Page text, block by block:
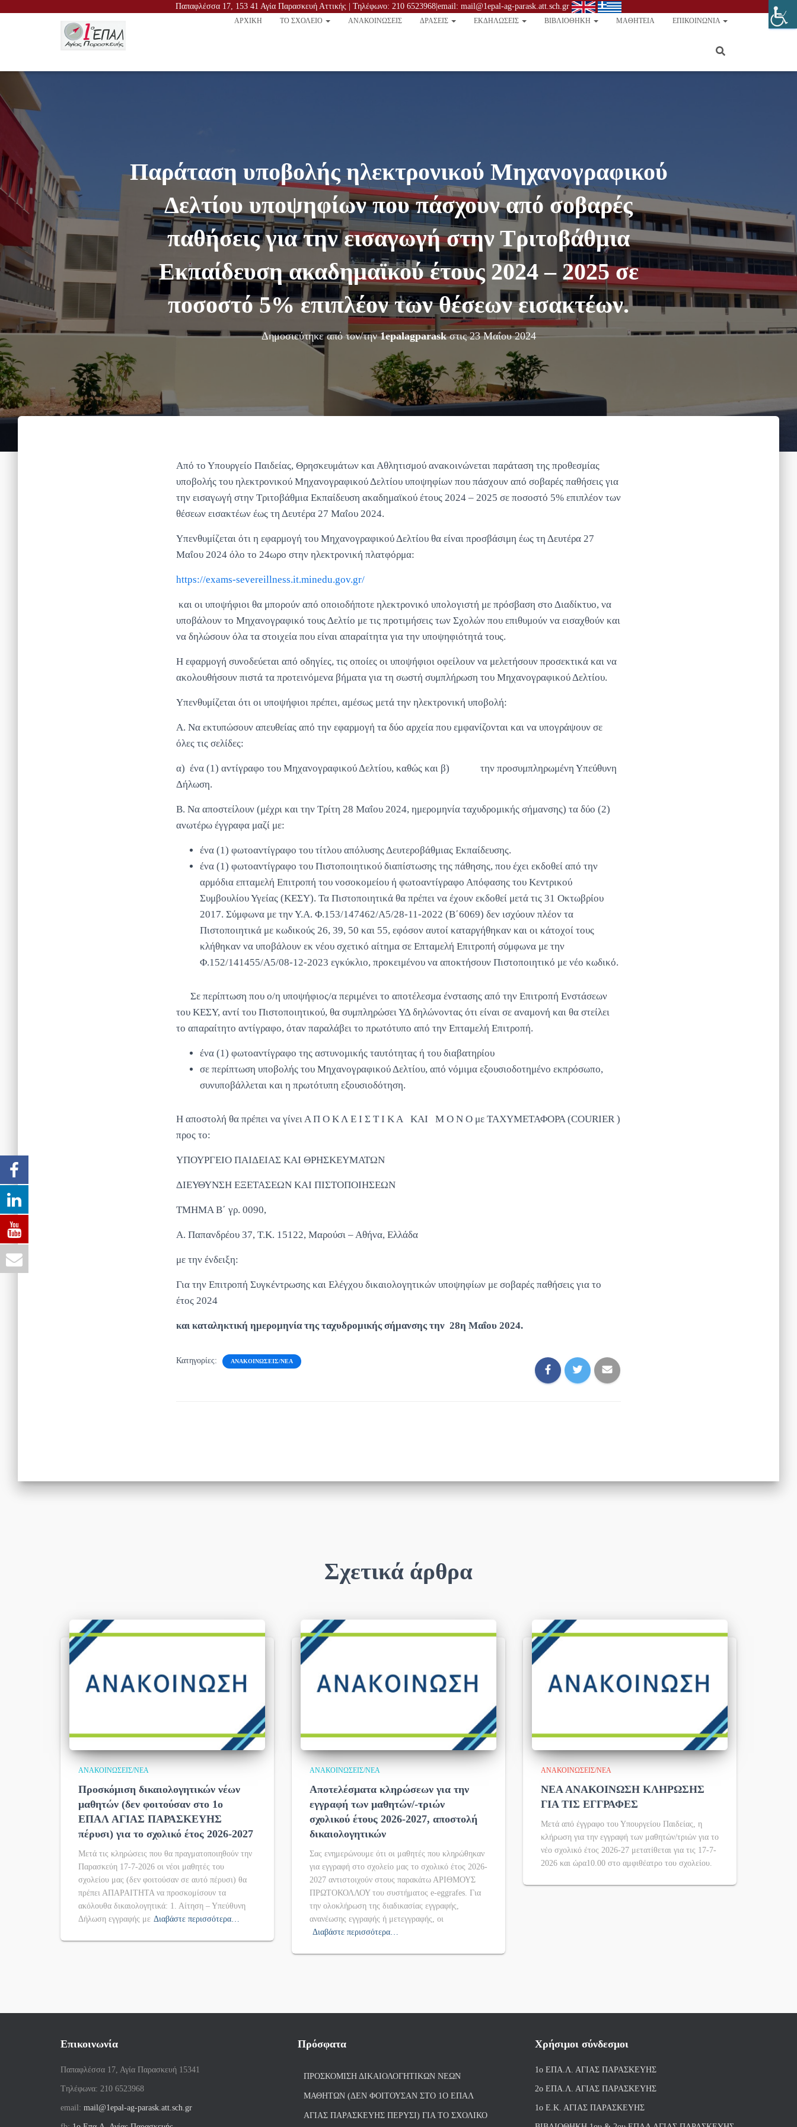
Παπαφλέσσα 17, 153 41 Αγία Παρασκευή Αττικής | Τηλέφωνο: 210 6523968|email: mail@1epal-ag-parask.att.sch.gr
ΑΡΧΙΚΉ TO ΣΧΟΛΕΙΟ ΑΝΑΚΟΙΝΏΣΕΙΣ ΔΡΑΣΕΙΣ ΕΚΔΗΛΩΣΕΙΣ ΒΙΒΛΙΟΘΉΚΗ ΜΑΘΗΤΕΊΑ ΕΠΙΚΟΙΝΩΝΊΑ
Παράταση υποβολής ηλεκτρονικού Μηχανογραφικού
Δελτίου υποψηφίων που πάσχουν από σοβαρές
παθήσεις για την εισαγωγή στην Τριτοβάθμια
Εκπαίδευση ακαδημαϊκού έτους 2024 – 2025 σε
ποσοστό 5% επιπλέον των θέσεων εισακτέων.
Δημοσιεύτηκε από τον/την1epalagparaskστις23 Μαΐου 2024
Από το Υπουργείο Παιδείας, Θρησκευμάτων και Αθλητισμού ανακοινώνεται παράταση της προθεσμίας
υποβολής του ηλεκτρονικού Μηχανογραφικού Δελτίου υποψηφίων που πάσχουν από σοβαρές παθήσεις για
την εισαγωγή στην Τριτοβάθμια Εκπαίδευση ακαδημαϊκού έτους 2024 – 2025 σε ποσοστό 5% επιπλέον των
θέσεων εισακτέων έως τη Δευτέρα 27 Μαΐου 2024.
Υπενθυμίζεται ότι η εφαρμογή του Μηχανογραφικού Δελτίου θα είναι προσβάσιμη έως τη Δευτέρα 27
Μαΐου 2024 όλο το 24ωρο στην ηλεκτρονική πλατφόρμα:
https://exams-severeillness.it.minedu.gov.gr/
και οι υποψήφιοι θα μπορούν από οποιοδήποτε ηλεκτρονικό υπολογιστή με πρόσβαση στο Διαδίκτυο, να
υποβάλουν το Μηχανογραφικό τους Δελτίο με τις προτιμήσεις των Σχολών που επιθυμούν να εισαχθούν και
να δηλώσουν όλα τα στοιχεία που είναι απαραίτητα για την υποψηφιότητά τους.
Η εφαρμογή συνοδεύεται από οδηγίες, τις οποίες οι υποψήφιοι οφείλουν να μελετήσουν προσεκτικά και να
ακολουθήσουν πιστά τα προτεινόμενα βήματα για τη σωστή συμπλήρωση του Μηχανογραφικού Δελτίου.
Υπενθυμίζεται ότι οι υποψήφιοι πρέπει, αμέσως μετά την ηλεκτρονική υποβολή:
Α. Να εκτυπώσουν απευθείας από την εφαρμογή τα δύο αρχεία που εμφανίζονται και να υπογράψουν σε
όλες τις σελίδες:
α) ένα (1) αντίγραφο του Μηχανογραφικού Δελτίου, καθώς και β) την προσυμπληρωμένη Υπεύθυνη
Δήλωση.
Β. Να αποστείλουν (μέχρι και την Τρίτη 28 Μαΐου 2024, ημερομηνία ταχυδρομικής σήμανσης) τα δύο (2)
ανωτέρω έγγραφα μαζί με:
ένα (1) φωτοαντίγραφο του τίτλου απόλυσης Δευτεροβάθμιας Εκπαίδευσης.
ένα (1) φωτοαντίγραφο του Πιστοποιητικού διαπίστωσης της πάθησης, που έχει εκδοθεί από την
αρμόδια επταμελή Επιτροπή του νοσοκομείου ή φωτοαντίγραφο Απόφασης του Κεντρικού
Συμβουλίου Υγείας (ΚΕΣΥ). Τα Πιστοποιητικά θα πρέπει να έχουν εκδοθεί μετά τις 31 Οκτωβρίου
2017. Σύμφωνα με την Υ.Α. Φ.153/147462/Α5/28-11-2022 (Β΄6069) δεν ισχύουν πλέον τα
Πιστοποιητικά με κωδικούς 26, 39, 50 και 55, εφόσον αυτοί καταργήθηκαν και οι κάτοχοί τους
κλήθηκαν να υποβάλουν εκ νέου σχετικό αίτημα σε Επταμελή Επιτροπή σύμφωνα με την
Φ.152/141455/Α5/08-12-2023 εγκύκλιο, προκειμένου να αποκτήσουν Πιστοποιητικό με νέο κωδικό.
Σε περίπτωση που ο/η υποψήφιος/α περιμένει το αποτέλεσμα ένστασης από την Επιτροπή Ενστάσεων
του ΚΕΣΥ, αντί του Πιστοποιητικού, θα συμπληρώσει ΥΔ δηλώνοντας ότι είναι σε αναμονή και θα στείλει
το απαραίτητο αντίγραφο, όταν παραλάβει το πρωτότυπο από την Επταμελή Επιτροπή.
ένα (1) φωτοαντίγραφο της αστυνομικής ταυτότητας ή του διαβατηρίου
σε περίπτωση υποβολής του Μηχανογραφικού Δελτίου, από νόμιμα εξουσιοδοτημένο εκπρόσωπο,
συνυποβάλλεται και η πρωτότυπη εξουσιοδότηση.
Η αποστολή θα πρέπει να γίνει Α Π Ο Κ Λ Ε Ι Σ Τ Ι Κ Α ΚΑΙ Μ Ο Ν Ο με ΤΑΧΥΜΕΤΑΦΟΡΑ (COURIER )
προς το:
ΥΠΟΥΡΓΕΙΟ ΠΑΙΔΕΙΑΣ ΚΑΙ ΘΡΗΣΚΕΥΜΑΤΩΝ
ΔΙΕΥΘΥΝΣΗ ΕΞΕΤΑΣΕΩΝ ΚΑΙ ΠΙΣΤΟΠΟΙΗΣΕΩΝ
ΤΜΗΜΑ Β΄ γρ. 0090,
Α. Παπανδρέου 37, Τ.Κ. 15122, Μαρούσι – Αθήνα, Ελλάδα
με την ένδειξη:
Για την Επιτροπή Συγκέντρωσης και Ελέγχου δικαιολογητικών υποψηφίων με σοβαρές παθήσεις για το
έτος 2024
και καταληκτική ημερομηνία της ταχυδρομικής σήμανσης την 28η Μαΐου 2024.
Κατηγορίες: ΑΝΑΚΟΙΝΏΣΕΙΣ/ΝΈΑ
Σχετικά άρθρα
ΑΝΑΚΟΙΝΏΣΕΙΣ/ΝΈΑ
Προσκόμιση δικαιολογητικών νέων
μαθητών (δεν φοιτούσαν στο 1ο
ΕΠΑΛ ΑΓΙΑΣ ΠΑΡΑΣΚΕΥΗΣ
πέρυσι) για το σχολικό έτος 2026-2027
Μετά τις κληρώσεις που θα πραγματοποιηθούν την
Παρασκεύη 17-7-2026 οι νέοι μαθητές του
σχολείου μας (δεν φοιτούσαν σε αυτό πέρυσι) θα
πρέπει ΑΠΑΡΑΙΤΗΤΑ να προσκομίσουν τα
ακόλουθα δικαιολογητικά: 1. Αίτηση – Υπεύθυνη
Δήλωση εγγραφής με Διαβάστε περισσότερα…
ΑΝΑΚΟΙΝΏΣΕΙΣ/ΝΈΑ
Αποτελέσματα κληρώσεων για την
εγγραφή των μαθητών/-τριών
σχολικού έτους 2026-2027, αποστολή
δικαιολογητικών
Σας ενημερώνουμε ότι οι μαθητές που κληρώθηκαν
για εγγραφή στο σχολείο μας το σχολικό έτος 2026-
2027 αντιστοιχούν στους παρακάτω ΑΡΙΘΜΟΥΣ
ΠΡΩΤΟΚΟΛΛΟΥ του συστήματος e-eggrafes. Για
την ολοκλήρωση της διαδικασίας εγγραφής,
ανανέωσης εγγραφής ή μετεγγραφής, οι
Διαβάστε περισσότερα…
ΑΝΑΚΟΙΝΏΣΕΙΣ/ΝΈΑ
ΝΕΑ ΑΝΑΚΟΙΝΩΣΗ ΚΛΗΡΩΣΗΣ
ΓΙΑ ΤΙΣ ΕΓΓΡΑΦΕΣ
Μετά από έγγραφο του Υπουργείου Παιδείας, η
κλήρωση για την εγγραφή των μαθητών/τριών για το
νέο σχολικό έτος 2026-27 μετατίθεται για τις 17-7-
2026 και ώρα10.00 στο αμφιθέατρο του σχολείου.
Επικοινωνία
Παπαφλέσσα 17, Αγία Παρασκευή 15341
Tηλέφωνα: 210 6523968
email: mail@1epal-ag-parask.att.sch.gr
Πρόσφατα
ΠΡΟΣΚΌΜΙΣΗ ΔΙΚΑΙΟΛΟΓΗΤΙΚΏΝ ΝΈΩΝ
ΜΑΘΗΤΏΝ (ΔΕΝ ΦΟΙΤΟΎΣΑΝ ΣΤΟ 1Ο ΕΠΑΛ
ΑΓΙΑΣ ΠΑΡΑΣΚΕΥΗΣ ΠΈΡΥΣΙ) ΓΙΑ ΤΟ ΣΧΟΛΙΚΌ
Χρήσιμοι σύνδεσμοι
1ο ΕΠΑ.Λ. ΑΓΙΑΣ ΠΑΡΑΣΚΕΥΗΣ
2ο ΕΠΑ.Λ. ΑΓΙΑΣ ΠΑΡΑΣΚΕΥΗΣ
1ο Ε.Κ. ΑΓΙΑΣ ΠΑΡΑΣΚΕΥΗΣ